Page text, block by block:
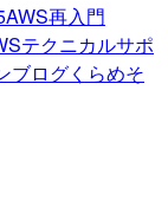
AWS再入門
テクニカルサポ
ブログくらめそ